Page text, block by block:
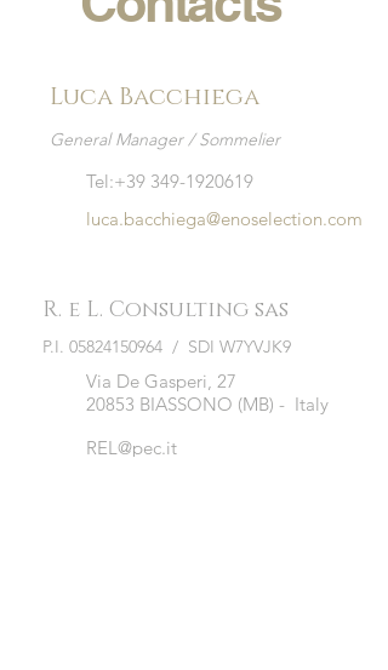
Luca Bacchiega
General Manager / Sommelier
Tel:+39 349-1920619
luca.bacchiega@enoselection.com
R. e L. Consulting sas
P.I. 05824150964 / SDI W7YVJK9
Via De Gasperi, 27
20853 BIASSONO (MB) - Italy
REL@pec.it